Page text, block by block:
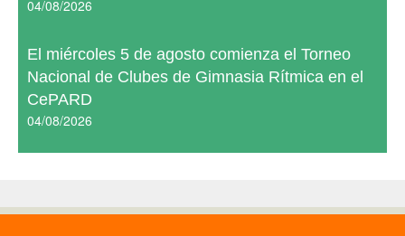
04/08/2026
El miércoles 5 de agosto comienza el Torneo
Nacional de Clubes de Gimnasia Rítmica en el
CePARD
04/08/2026